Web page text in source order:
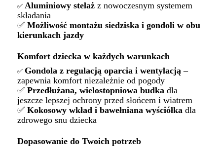
✅ Aluminiowy stelaż z nowoczesnym systemem
składania
✅ Możliwość montażu siedziska i gondoli w obu
kierunkach jazdy
Komfort dziecka w każdych warunkach
✅ Gondola z regulacją oparcia i wentylacją –
zapewnia komfort niezależnie od pogody
✅ Przedłużana, wielostopniowa budka dla
jeszcze lepszej ochrony przed słońcem i wiatrem
✅ Kokosowy wkład i bawełniana wyściółka dla
zdrowego snu dziecka
Dopasowanie do Twoich potrzeb